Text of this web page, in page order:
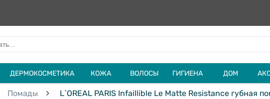
ДЕРМОКОСМЕТИКА КОЖА ВОЛОСЫ ГИГИЕНА ДОМ
Помады L`OREAL PARIS Infaillible Le Matte Resistance губная